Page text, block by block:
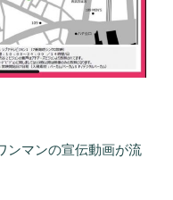
ンマンの宣伝動画が流